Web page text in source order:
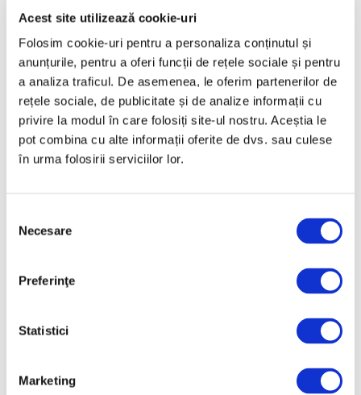
Acest site utilizează cookie-uri
Folosim cookie-uri pentru a personaliza conținutul și
anunțurile, pentru a oferi funcții de rețele sociale și pentru
a analiza traficul. De asemenea, le oferim partenerilor de
rețele sociale, de publicitate și de analize informații cu
privire la modul în care folosiți site-ul nostru. Aceștia le
pot combina cu alte informații oferite de dvs. sau culese
în urma folosirii serviciilor lor.
consimțământului
Necesare
Preferinţe
Statistici
Marketing
16 Iunie 2026
Articole recente
Reinterpretare